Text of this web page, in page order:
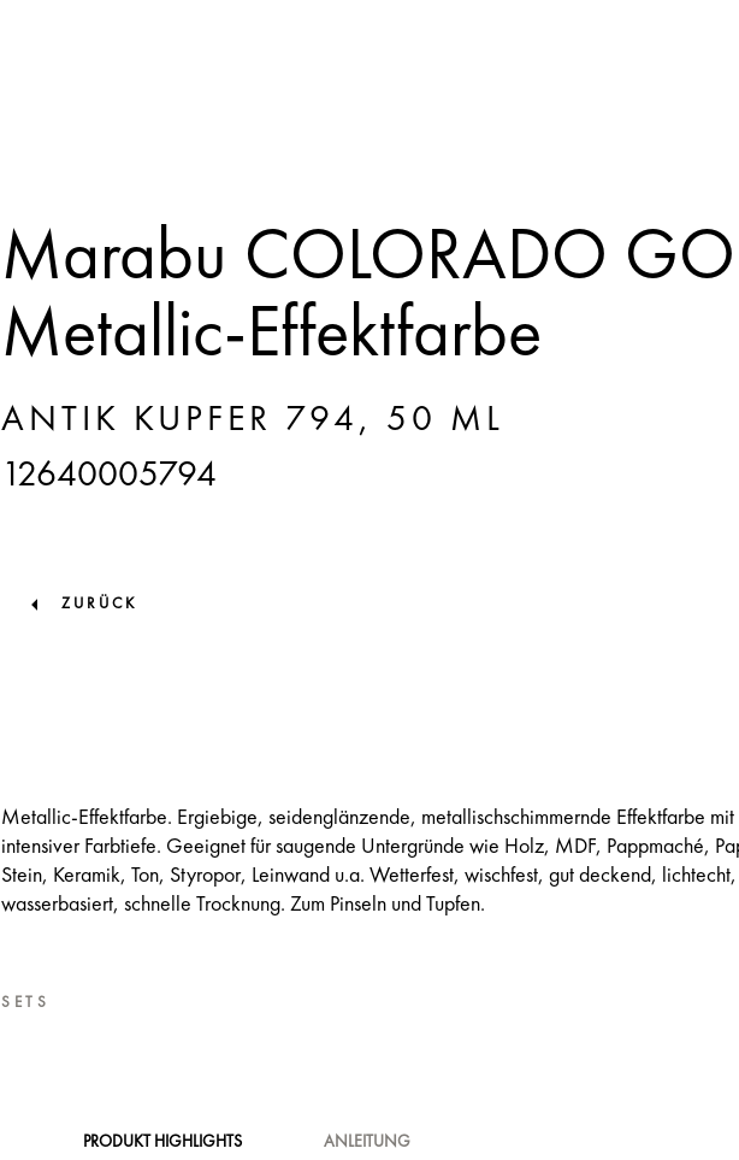
Marabu COLORADO
Metallic-Effektfarbe
ANTIK KUPFER 794, 50 ML
12640005794
ZURÜCK
Metallic-Effektfarbe. Ergiebige, seidenglänzende, metallischschimmernde Effektfarbe mit
intensiver Farbtiefe. Geeignet für saugende Untergründe wie Holz, MDF, Pappmaché,
Stein, Keramik, Ton, Styropor, Leinwand u.a. Wetterfest, wischfest, gut deckend, lichtecht,
wasserbasiert, schnelle Trocknung. Zum Pinseln und Tupfen.
SETS
PRODUKT HIGHLIGHTS ANLEITUNG